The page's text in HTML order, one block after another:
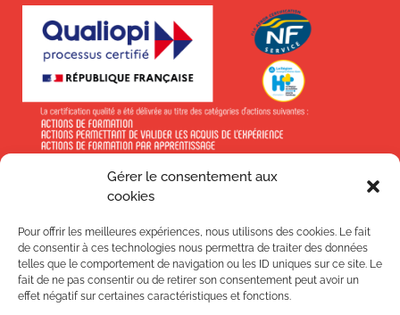
Gérer le consentement aux
cookies
Pour offrir les meilleures expériences, nous utilisons des cookies. Le fait
de consentir à ces technologies nous permettra de traiter des données
telles que le comportement de navigation ou les ID uniques sur ce site. Le
fait de ne pas consentir ou de retirer son consentement peut avoir un
effet négatif sur certaines caractéristiques et fonctions.
En savoir +
Suivez-nous !